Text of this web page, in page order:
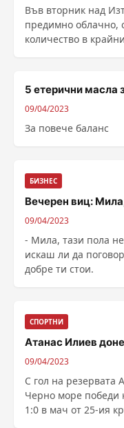
Във вторник над
предимно облачно,
количество в
5 етерични масла
09/04/2023
За повече баланс
БИЗНЕС
Вечерен виц:
09/04/2023
- Мила, тази пола
искаш ли да
добре ти стои.
СПОРТНИ
Атанас Илиев
09/04/2023
С гол на резервата
Черно море победи